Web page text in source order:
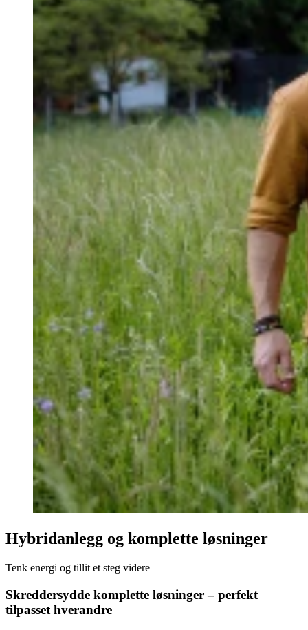
Hybridanlegg og komplette løsninger
Tenk energi og tillit et steg videre
Skreddersydde komplette løsninger – perfekt
tilpasset hverandre